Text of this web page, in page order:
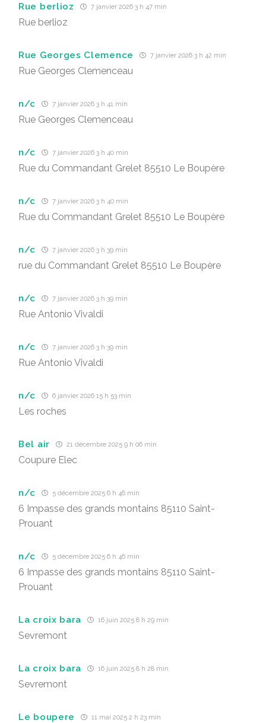
Rue berlioz 7 janvier 2026 3 h 47 min
Rue berlioz
Rue Georges Clemence 7 janvier 2026 3 h 42 min
Rue Georges Clemenceau
n/c 7 janvier 2026 3 h 41 min
Rue Georges Clemenceau
n/c 7 janvier 2026 3 h 40 min
Rue du Commandant Grelet 85510 Le Boupère
n/c 7 janvier 2026 3 h 40 min
Rue du Commandant Grelet 85510 Le Boupère
n/c 7 janvier 2026 3 h 39 min
rue du Commandant Grelet 85510 Le Boupère
n/c 7 janvier 2026 3 h 39 min
Rue Antonio Vivaldi
n/c 7 janvier 2026 3 h 39 min
Rue Antonio Vivaldi
n/c 6 janvier 2026 15 h 53 min
Les roches
Bel air 21 décembre 2025 9 h 06 min
Coupure Elec
n/c 5 décembre 2025 6 h 46 min
6 Impasse des grands montains 85110 Saint-
Prouant
n/c 5 décembre 2025 6 h 46 min
6 Impasse des grands montains 85110 Saint-
Prouant
La croix bara 16 juin 2025 8 h 29 min
Sevremont
La croix bara 16 juin 2025 8 h 28 min
Sevremont
Le boupere 11 mai 2025 2 h 23 min